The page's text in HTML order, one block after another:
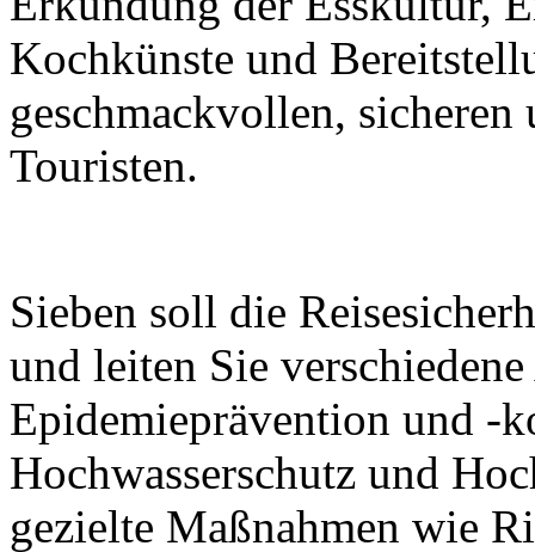
Kochkünste und
geschmackvollen,
Touristen.
Sieben soll die
und leiten Sie
Epidemieprävention und -
Hochwasserschutz und
gezielte Maßnahmen wie